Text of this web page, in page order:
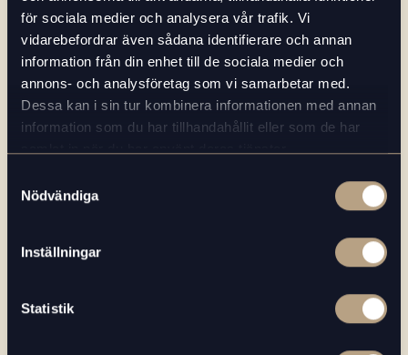
för sociala medier och analysera vår trafik. Vi
vidarebefordrar även sådana identifierare och annan
information från din enhet till de sociala medier och
annons- och analysföretag som vi samarbetar med.
Dessa kan i sin tur kombinera informationen med annan
information som du har tillhandahållit eller som de har
Nödvändiga
Inställningar
Statistik
Gå till lokala kontor
Har du frågor om faktura, leverans eller en reklamerad vara?
Gå till formulär